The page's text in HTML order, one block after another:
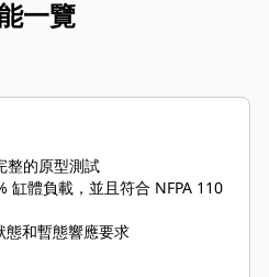
一覽
整的原型測試
缸體負載，並且符合 NFPA 110
和暫態響應要求